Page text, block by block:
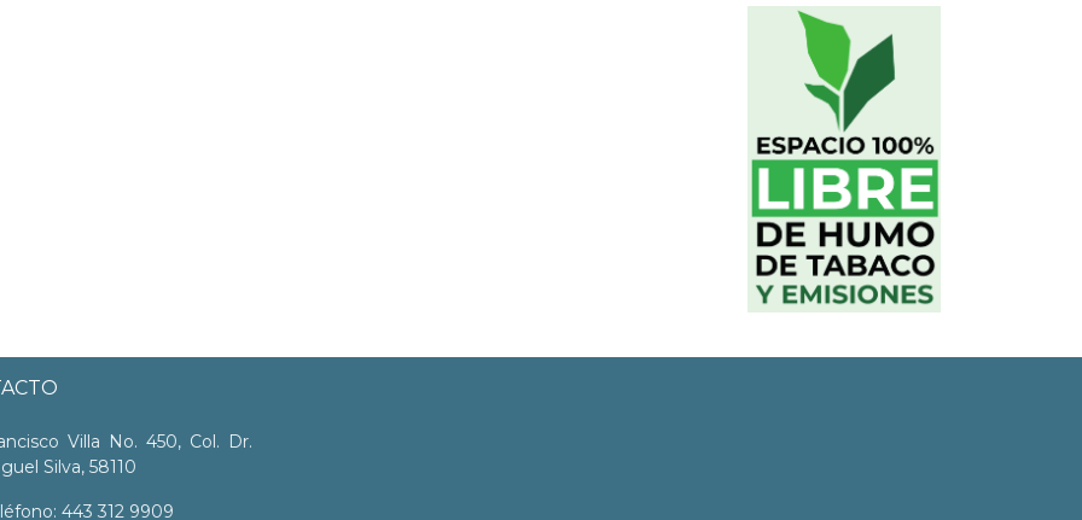
Villa No. 450, Col. Dr.
Silva, 58110
443 312 9909